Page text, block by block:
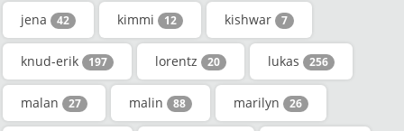
jena 42 kimmi 12 kishwar 7
knud-erik 197 lorentz 20 lukas 256
malan 27 malin 88 marilyn 26